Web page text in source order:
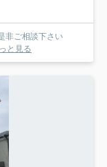
非ご相談下さい
と見る